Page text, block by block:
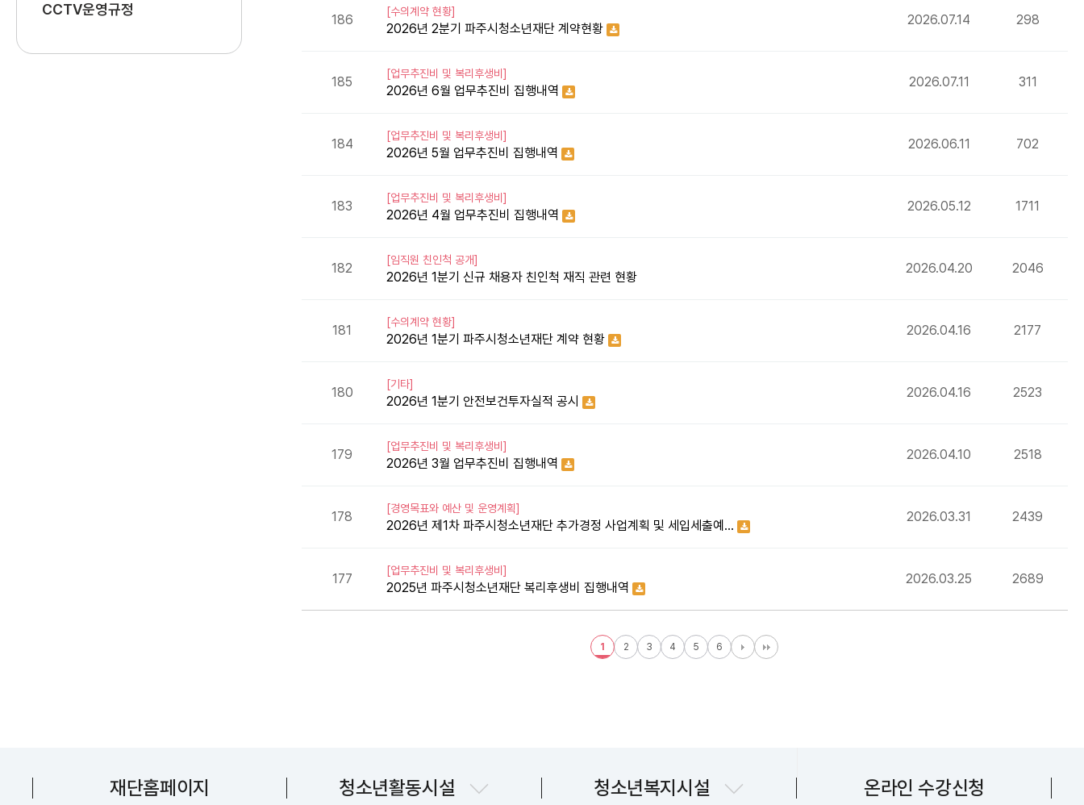
CCTV운영규정
186
[수의계약 현황]
2026년 2분기 파주시청소년재단 계약현황
2026.07.14 298
185
[업무추진비 및 복리후생비]
2026년 6월 업무추진비 집행내역
2026.07.11 311
184
[업무추진비 및 복리후생비]
2026년 5월 업무추진비 집행내역
2026.06.11 702
183
[업무추진비 및 복리후생비]
2026년 4월 업무추진비 집행내역
2026.05.12 1711
182
[임직원 친인척 공개]
2026년 1분기 신규 채용자 친인척 재직 관련 현황
2026.04.20 2046
181
[수의계약 현황]
​2026년 1분기 파주시청소년재단 계약 현황
2026.04.16 2177
180
[기타]
2026년 1분기 안전보건투자실적 공시
2026.04.16 2523
179
[업무추진비 및 복리후생비]
2026년 3월 업무추진비 집행내역
2026.04.10 2518
178
[경영목표와 예산 및 운영계획]
2026년 제1차 파주시청소년재단 추가경정 사업계획 및 세입세출예…
2026.03.31 2439
177
[업무추진비 및 복리후생비]
2025년 파주시청소년재단 복리후생비 집행내역
2026.03.25 2689
1 2 3 4 5 6
재단홈페이지 청소년활동시설 청소년복지시설 온라인 수강신청